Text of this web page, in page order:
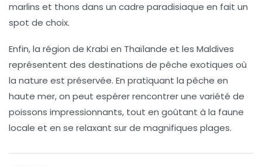
marlins et thons dans un cadre paradisiaque en fait un
spot de choix.
Enfin, la région de Krabi en Thaïlande et les Maldives
représentent des destinations de pêche exotiques où
la nature est préservée. En pratiquant la pêche en
haute mer, on peut espérer rencontrer une variété de
poissons impressionnants, tout en goûtant à la faune
locale et en se relaxant sur de magnifiques plages.